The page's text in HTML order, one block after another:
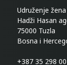
Udruženje žena
Hadži Hasan
75000 Tuzla
Bosna i
+387 35 298